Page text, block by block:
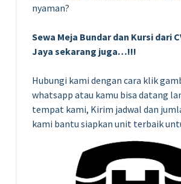
nyaman?
Sewa Meja Bundar dan Kursi dari
Jaya sekarang juga…!!!
Hubungi kami dengan cara klik
whatsapp atau kamu bisa datang
tempat kami, Kirim jadwal dan
kami bantu siapkan unit terbaik